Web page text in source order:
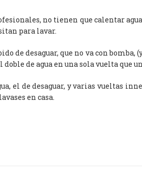
no tienen que calentar
para lavar.
de desaguar, que no va con bomba,
doble de agua en una sola vuelta
el de desaguar, y varias vueltas
en casa.